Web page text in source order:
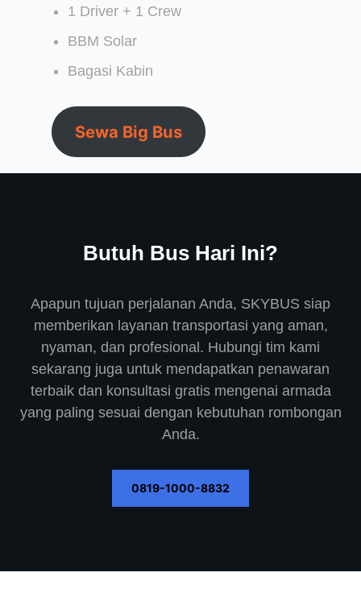
1 Driver + 1 Crew
BBM Solar
Bagasi Kabin
Sewa Big Bus
Butuh Bus Hari Ini?
Apapun tujuan perjalanan Anda, SKYBUS siap
memberikan layanan transportasi yang aman,
nyaman, dan profesional. Hubungi tim kami
sekarang juga untuk mendapatkan penawaran
terbaik dan konsultasi gratis mengenai armada
yang paling sesuai dengan kebutuhan rombongan
Anda.
0819-1000-8832